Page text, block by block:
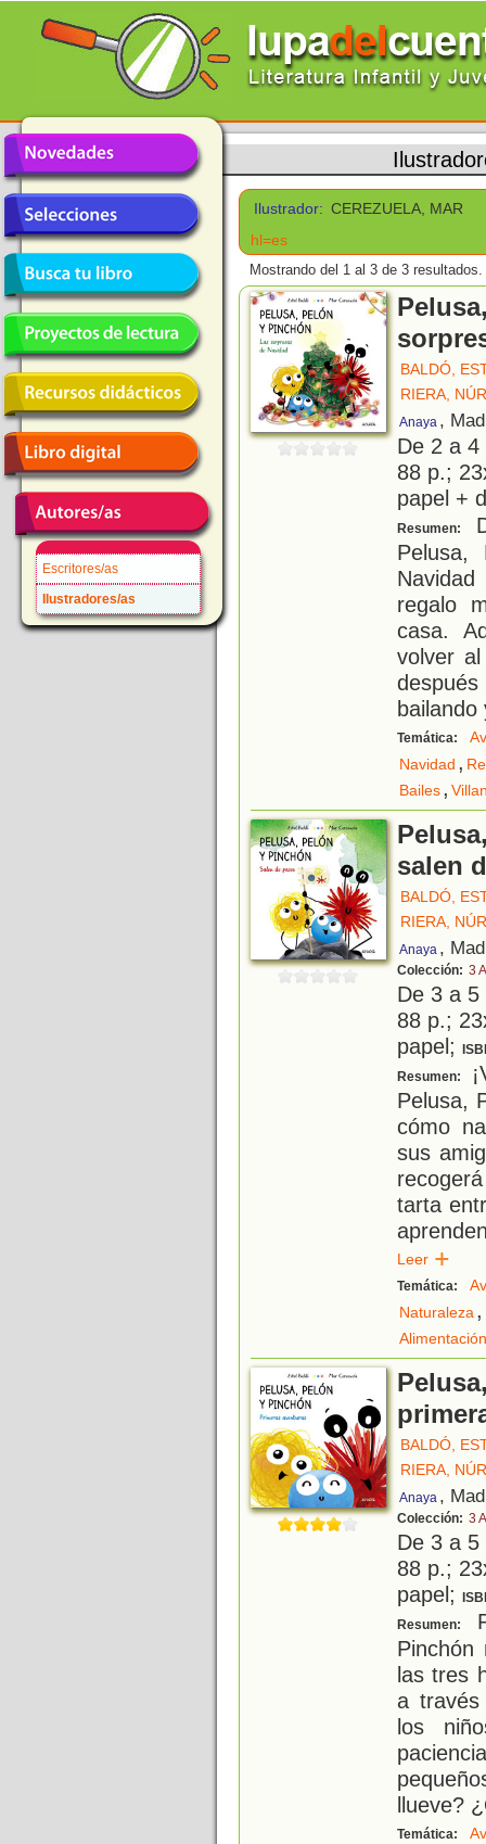
Escritores/as
Ilustradores/as
Ilustrador: CEREZUELA, MAR
hl=es
Mostrando del 1 al 3 de 3 resultados.
BALDÓ,
RIERA,
Anaya ,
De 2 a
88 p.;
papel +
Resumen:
regalo
casa.
volver
bailando
Temática:
Navidad ,
Bailes,
salen
BALDÓ,
RIERA,
Anaya ,
Colección: 3
De 3 a
88 p.;
papel;
Resumen:
Pelusa,
cómo
sus
tarta
Leer
Temática:
Naturaleza,
Alimentación
BALDÓ,
RIERA,
Anaya ,
Colección: 3
De 3 a
88 p.;
papel;
Resumen:
Pinchón
las tres
a través
los
llueve?
Temática: